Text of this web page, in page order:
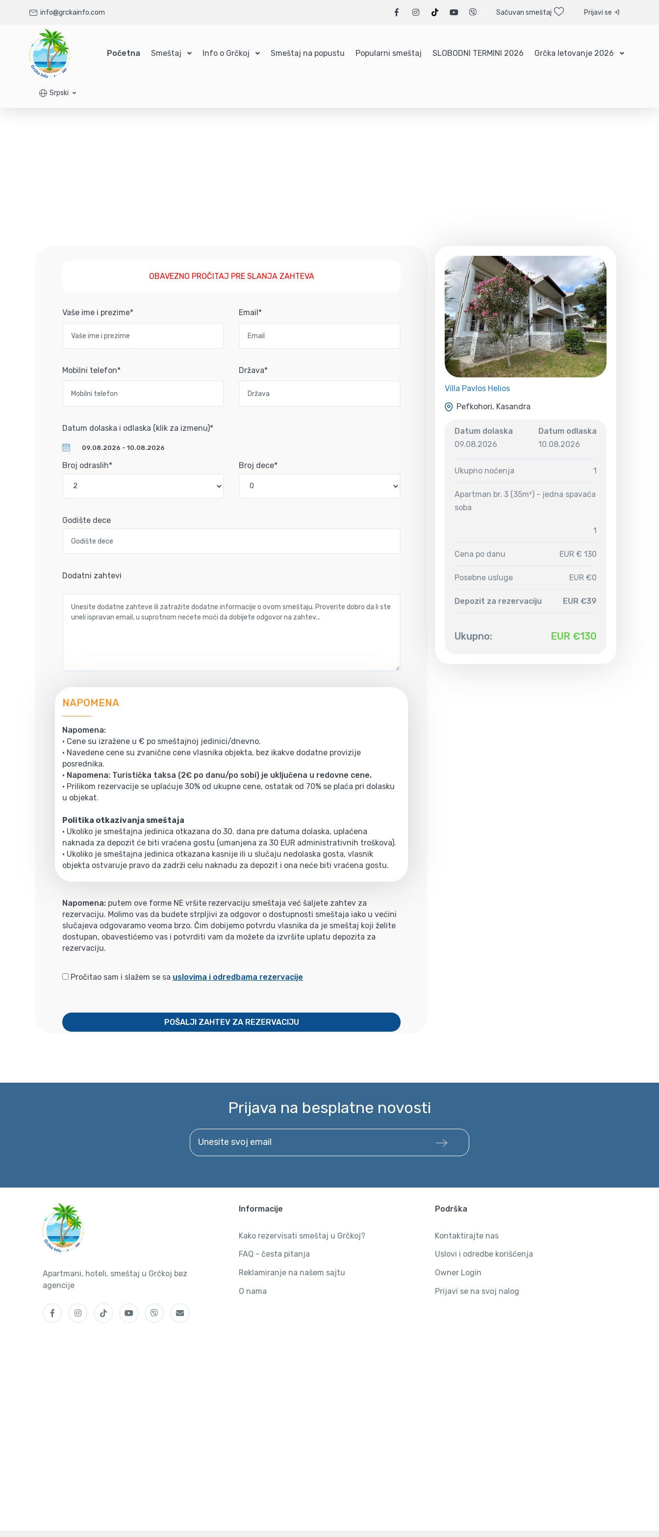
info@grckainfo.com Sačuvan smeštaj Prijavi se
Početna Smeštaj Info o Grčkoj Smeštaj na popustu Popularni smeštaj SLOBODNI TERMINI 2026 Grčka letovanje 2026
Srpski
OBAVEZNO PROČITAJ PRE SLANJA ZAHTEVA
Vaše ime i prezime* Email*
Mobilni telefon* Država*
Datum dolaska i odlaska (klik za izmenu)*
Broj odraslih* Broj dece*
Godište dece
Dodatni zahtevi
NAPOMENA
Napomena:
• Cene su izražene u € po smeštajnoj jedinici/dnevno.
• Navedene cene su zvanične cene vlasnika objekta, bez ikakve dodatne provizije
posrednika.
• Napomena: Turistička taksa (2€ po danu/po sobi) je uključena u redovne cene.
• Prilikom rezervacije se uplaćuje 30% od ukupne cene, ostatak od 70% se plaća pri dolasku
u objekat.
Politika otkazivanja smeštaja
• Ukoliko je smeštajna jedinica otkazana do 30. dana pre datuma dolaska, uplaćena
naknada za depozit će biti vraćena gostu (umanjena za 30 EUR administrativnih troškova).
• Ukoliko je smeštajna jedinica otkazana kasnije ili u slučaju nedolaska gosta, vlasnik
objekta ostvaruje pravo da zadrži celu naknadu za depozit i ona neće biti vraćena gostu.
Napomena: putem ove forme NE vršite rezervaciju smeštaja već šaljete zahtev za
rezervaciju. Molimo vas da budete strpljivi za odgovor o dostupnosti smeštaja iako u većini
slučajeva odgovaramo veoma brzo. Čim dobijemo potvrdu vlasnika da je smeštaj koji želite
dostupan, obavestićemo vas i potvrditi vam da možete da izvršite uplatu depozita za
rezervaciju.
Pročitao sam i slažem se sa uslovima i odredbama rezervacije
POŠALJI ZAHTEV ZA REZERVACIJU
Villa Pavlos Helios
Pefkohori, Kasandra
Datum dolaska
09.08.2026
Datum odlaska
10.08.2026
Ukupno noćenja 1
Apartman br. 3 (35m²) - jedna spavaća
soba
1
Cena po danu EUR € 130
Posebne usluge EUR €0
Depozit za rezervaciju EUR €39
Ukupno: EUR €130
Prijava na besplatne novosti
Unesite svoj email
Apartmani, hoteli, smeštaj u Grčkoj bez
agencije
Informacije
Kako rezervisati smeštaj u Grčkoj?
FAQ - česta pitanja
Reklamiranje na našem sajtu
O nama
Podrška
Kontaktirajte nas
Uslovi i odredbe korišćenja
Owner Login
Prijavi se na svoj nalog